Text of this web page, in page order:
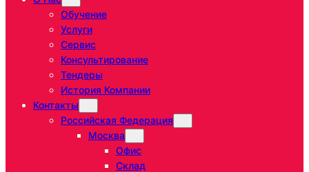
Обучение
Услуги
Сервис
Консультирование
Тендеры
История Компании
Контакты
Российская Федерация
Москва
Офис
Склад